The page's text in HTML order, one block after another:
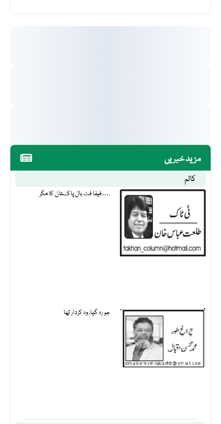
مزید خبریں
کالم
فیفا فٹ بال پاکستان کا مگر….
جو رہ گیا، وہ کردار تھا